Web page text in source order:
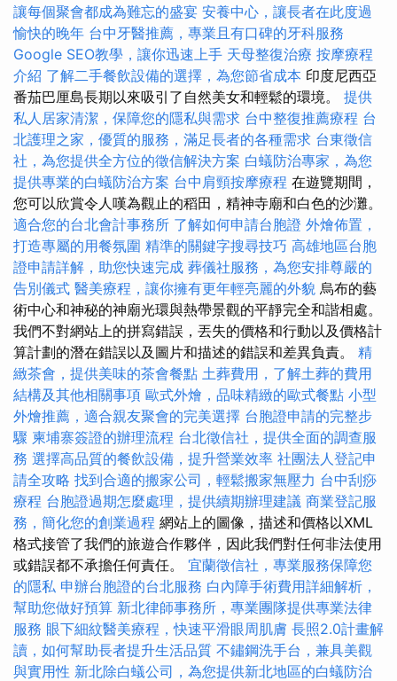
讓每個聚會都成為難忘的盛宴 安養中心，讓長者在此度過
愉快的晚年 台中牙醫推薦，專業且有口碑的牙科服務
Google SEO教學，讓你迅速上手 天母整復治療 按摩療程
介紹 了解二手餐飲設備的選擇，為您節省成本 印度尼西亞
番茄巴厘島長期以來吸引了自然美女和輕鬆的環境。 提供
私人居家清潔，保障您的隱私與需求 台中整復推薦療程 台
北護理之家，優質的服務，滿足長者的各種需求 台東徵信
社，為您提供全方位的徵信解決方案 白蟻防治專家，為您
提供專業的白蟻防治方案 台中肩頸按摩療程 在遊覽期間，
您可以欣賞令人嘆為觀止的稻田，精神寺廟和白色的沙灘。
適合您的台北會計事務所 了解如何申請台胞證 外燴佈置，
打造專屬的用餐氛圍 精準的關鍵字搜尋技巧 高雄地區台胞
證申請詳解，助您快速完成 葬儀社服務，為您安排尊嚴的
告別儀式 醫美療程，讓你擁有更年輕亮麗的外貌 烏布的藝
術中心和神秘的神廟光環與熱帶景觀的平靜完全和諧相處。
我們不對網站上的拼寫錯誤，丟失的價格和行動以及價格計
算計劃的潛在錯誤以及圖片和描述的錯誤和差異負責。 精
緻茶會，提供美味的茶會餐點 土葬費用，了解土葬的費用
結構及其他相關事項 歐式外燴，品味精緻的歐式餐點 小型
外燴推薦，適合親友聚會的完美選擇 台胞證申請的完整步
驟 柬埔寨簽證的辦理流程 台北徵信社，提供全面的調查服
務 選擇高品質的餐飲設備，提升營業效率 社團法人登記申
請全攻略 找到合適的搬家公司，輕鬆搬家無壓力 台中刮痧
療程 台胞證過期怎麼處理，提供續期辦理建議 商業登記服
務，簡化您的創業過程 網站上的圖像，描述和價格以XML
格式接管了我們的旅遊合作夥伴，因此我們對任何非法使用
或錯誤都不承擔任何責任。 宜蘭徵信社，專業服務保障您
的隱私 申辦台胞證的台北服務 白內障手術費用詳細解析，
幫助您做好預算 新北律師事務所，專業團隊提供專業法律
服務 眼下細紋醫美療程，快速平滑眼周肌膚 長照2.0計畫解
讀，如何幫助長者提升生活品質 不鏽鋼洗手台，兼具美觀
與實用性 新北除白蟻公司，為您提供新北地區的白蟻防治